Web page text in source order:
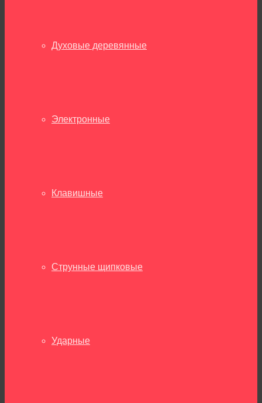
Духовые деревянные
Электронные
Клавишные
Струнные щипковые
Ударные